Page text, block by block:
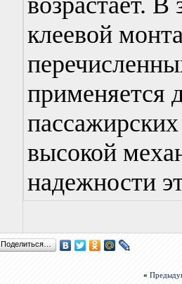
клеевой
применяется
высокой
надежности
Поделиться…
«